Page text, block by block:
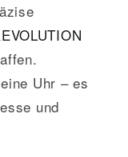
Uhr – es
und